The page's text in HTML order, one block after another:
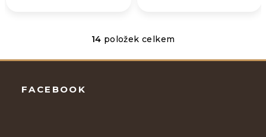
5
O
v
14 položek celkem
FACEBOOK